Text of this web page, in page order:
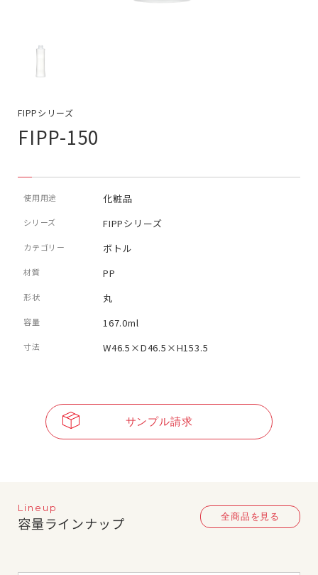
FIPPシリーズ
FIPP-150
使用用途 化粧品
シリーズ FIPPシリーズ
カテゴリー ボトル
材質 PP
形状 丸
容量 167.0ml
寸法 W46.5×D46.5×H153.5
サンプル請求
Lineup
容量ラインナップ 全商品を見る